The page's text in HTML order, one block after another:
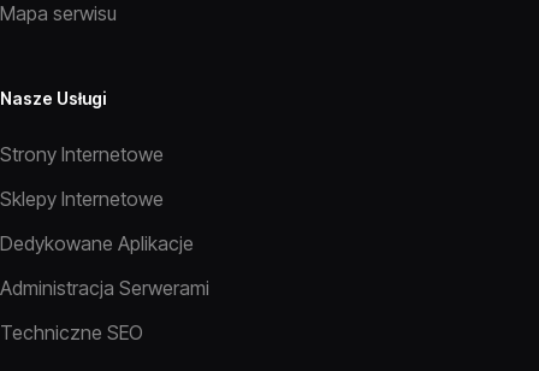
Mapa serwisu
Nasze Usługi
Strony Internetowe
Sklepy Internetowe
Dedykowane Aplikacje
Administracja Serwerami
Techniczne SEO